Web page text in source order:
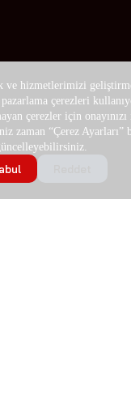
ve hizmetlerimizi
çerezleri
çerezler için onayınızı
zaman “Çerez Ayarları”